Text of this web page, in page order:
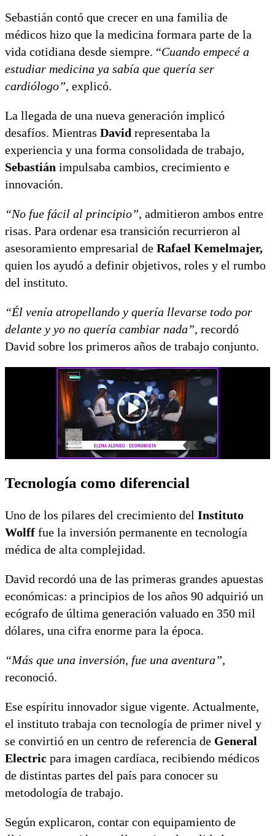
Sebastián contó que crecer en una familia de
médicos hizo que la medicina formara parte de la
vida cotidiana desde siempre. “Cuando empecé a
estudiar medicina ya sabía que quería ser
cardiólogo”, explicó.
La llegada de una nueva generación implicó
desafíos. Mientras David representaba la
experiencia y una forma consolidada de trabajo,
Sebastián impulsaba cambios, crecimiento e
innovación.
“No fue fácil al principio”, admitieron ambos entre
risas. Para ordenar esa transición recurrieron al
asesoramiento empresarial de Rafael Kemelmajer,
quien los ayudó a definir objetivos, roles y el rumbo
del instituto.
“Él venía atropellando y quería llevarse todo por
delante y yo no quería cambiar nada”, recordó
David sobre los primeros años de trabajo conjunto.
Tecnología como diferencial
Uno de los pilares del crecimiento del Instituto
Wolff fue la inversión permanente en tecnología
médica de alta complejidad.
David recordó una de las primeras grandes apuestas
económicas: a principios de los años 90 adquirió un
ecógrafo de última generación valuado en 350 mil
dólares, una cifra enorme para la época.
“Más que una inversión, fue una aventura”,
reconoció.
Ese espíritu innovador sigue vigente. Actualmente,
el instituto trabaja con tecnología de primer nivel y
se convirtió en un centro de referencia de General
Electric para imagen cardíaca, recibiendo médicos
de distintas partes del país para conocer su
metodología de trabajo.
Según explicaron, contar con equipamiento de